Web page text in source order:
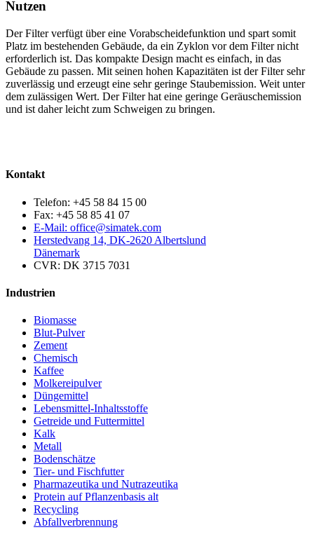
Nutzen
Der Filter verfügt über eine Vorabscheidefunktion und spart somit
Platz im bestehenden Gebäude, da ein Zyklon vor dem Filter nicht
erforderlich ist. Das kompakte Design macht es einfach, in das
Gebäude zu passen. Mit seinen hohen Kapazitäten ist der Filter sehr
zuverlässig und erzeugt eine sehr geringe Staubemission. Weit unter
dem zulässigen Wert. Der Filter hat eine geringe Geräuschemission
und ist daher leicht zum Schweigen zu bringen.
Kontakt
Telefon: +45 58 84 15 00
Fax: +45 58 85 41 07
E-Mail: office@simatek.com
Herstedvang 14, DK-2620 Albertslund
Dänemark
CVR: DK 3715 7031
Industrien
Biomasse
Blut-Pulver
Zement
Chemisch
Kaffee
Molkereipulver
Düngemittel
Lebensmittel-Inhaltsstoffe
Getreide und Futtermittel
Kalk
Metall
Bodenschätze
Tier- und Fischfutter
Pharmazeutika und Nutrazeutika
Protein auf Pflanzenbasis alt
Recycling
Abfallverbrennung